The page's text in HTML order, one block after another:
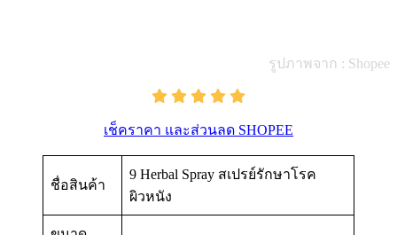
รูปภาพจาก : Shopee
เช็คราคา และส่วนลด SHOPEE
ชื่อสินค้า
9 Herbal Spray สเปรย์รักษาโรค
ผิวหนัง